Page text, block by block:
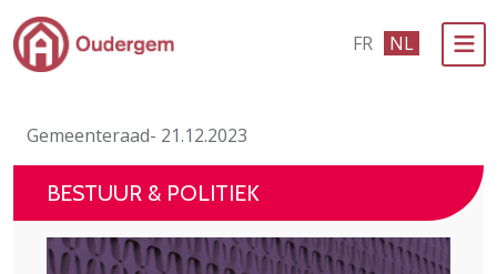
Ga naar de hoofdinhoud FR NL
Evenementen & Verenigingen
eLoket
Leven in Oudergem
Gemeenteraad- 21.12.2023
BESTUUR & POLITIEK